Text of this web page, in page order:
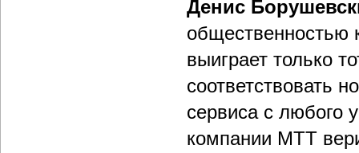
Денис
общественностью
выиграет только
соответствовать
сервиса с любого
компании МТТ